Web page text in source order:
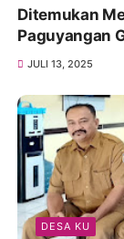
Ditemukan
Paguyangan
JULI 13, 2025
DESA KU